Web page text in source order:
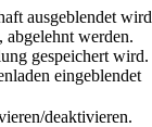
ausgeblendet wird
werden.
gespeichert wird.
eingeblendet
deaktivieren.